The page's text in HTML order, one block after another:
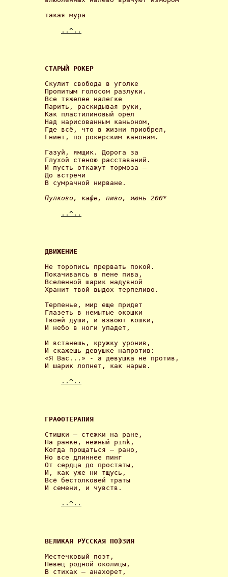
такая мура
..^..
СТАРЫЙ РОКЕР
Скулит свобода в уголке
Пропитым голосом разлуки.
Все тяжелее налегке
Парить, раскидывая руки,
Как пластилиновый орел
Над нарисованным каньоном,
Где всё, что в жизни приобрел,
Гниет, по рокерским канонам.
Газуй, ямщик. Дорога за
Глухой стеною расставаний.
И пусть откажут тормоза –
До встречи
В сумрачной нирване.
Пулково, кафе, пиво, июнь 200*
..^..
ДВИЖЕНИЕ
Не торопись прервать покой.
Покачиваясь в пене пива,
Вселенной шарик надувной
Хранит твой выдох терпеливо.
Терпенье, мир еще придет
Глазеть в немытые окошки
Твоей души, и взвоют кошки,
И небо в ноги упадет,
И встанешь, кружку уронив,
И скажешь девушке напротив:
«Я Вас...» - а девушка не против,
И шарик лопнет, как нарыв.
..^..
ГРАФОТЕРАПИЯ
Стишки – стежки на ране,
На ранке, нежный pink,
Когда прощаться – рано,
Но все длиннее пинг
От сердца до простаты,
И, как уже ни тщусь,
Всё бестолковей траты
И семени, и чувств.
..^..
ВЕЛИКАЯ РУССКАЯ ПОЭЗИЯ
Местечковый поэт,
Певец родной околицы,
В стихах – анахорет,